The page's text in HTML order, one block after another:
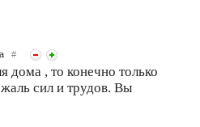
#
дома , то конечно только
сил и трудов. Вы